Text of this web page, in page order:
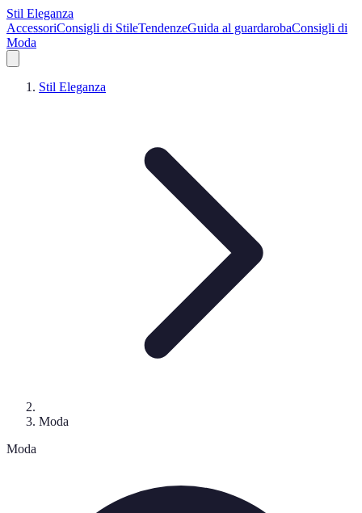
Stil Eleganza
AccessoriConsigli di StileTendenzeGuida al guardarobaConsigli di
Moda
Stil Eleganza
Moda
Moda